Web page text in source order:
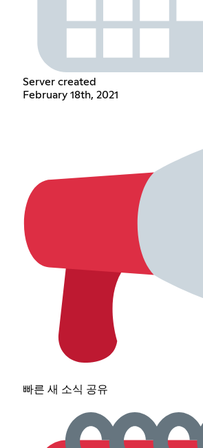
Server created
February 18th, 2021
빠른 새 소식 공유